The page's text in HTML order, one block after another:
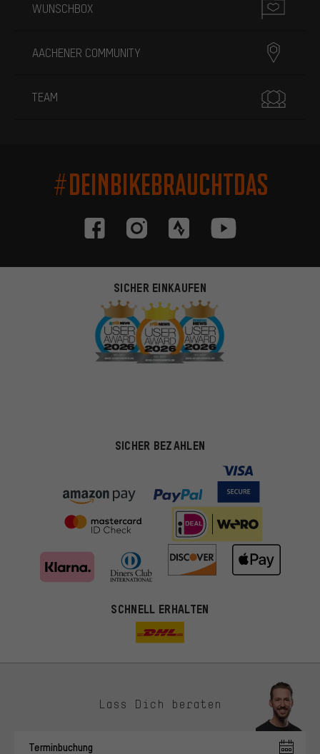
WUNSCHBOX
AACHENER COMMUNITY
TEAM
#DEINBIKEBRAUCHTDAS
SICHER EINKAUFEN
SICHER BEZAHLEN
SCHNELL ERHALTEN
Lass Dich beraten
Terminbuchung
Du bekommst, statt zufälliger Werbung, genauer passende